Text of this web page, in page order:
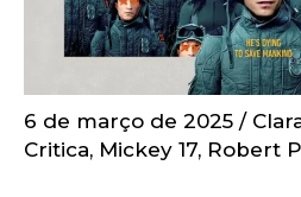
6 de março de 2025 /
Critica, Mickey 17, Robert